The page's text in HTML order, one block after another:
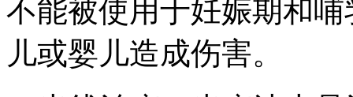
不能被使用于妊娠期和
儿或婴儿造成伤害。